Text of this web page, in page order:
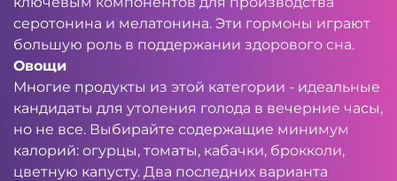
серотонина и мелатонина. Эти гормоны играют
большую роль в поддержании здорового сна.
Овощи
Многие продукты из этой категории - идеальные
кандидаты для утоления голода в вечерние часы,
но не все. Выбирайте содержащие минимум
калорий: огурцы, томаты, кабачки, брокколи,
цветную капусту. Два последних варианта